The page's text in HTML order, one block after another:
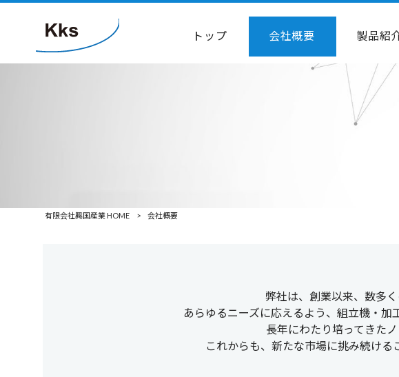
トップ 会社概要 製品紹
有限会社興国産業 HOME > 会社概要
弊社は、創業以来、数多
あらゆるニーズに応えるよう、組立機・加
長年にわたり培ってきた
これからも、新たな市場に挑み続ける